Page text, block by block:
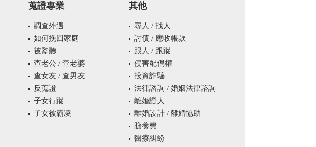
蒐證專業
調查外遇
如何挽回家庭
被監聽
查老公 / 查老婆
查女友 / 查男友
反蒐證
子女行蹤
子女被霸凌
其他
尋人 / 找人
討債 / 應收帳款
跟人 / 跟蹤
侵害配偶權
投資詐騙
法律諮詢 / 婚姻法律諮詢
離婚證人
離婚設計 / 離婚協助
贍養費
醫療糾紛